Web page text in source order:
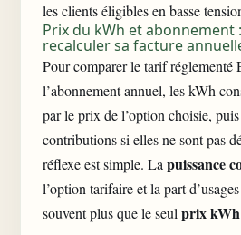
les clients éligibles en basse
Prix du kWh et
recalculer sa facture
Pour comparer le tarif réglementé
l’abonnement annuel, les kWh
par le prix de l’option choisie,
contributions si elles ne sont pas
réflexe est simple. La puissance
l’option tarifaire et la part
souvent plus que le seul prix